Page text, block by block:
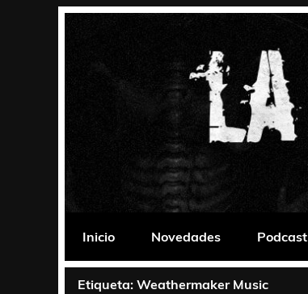
La Habitación 235
Inicio
Novedades Podcast
Etiqueta: Weathermaker Music